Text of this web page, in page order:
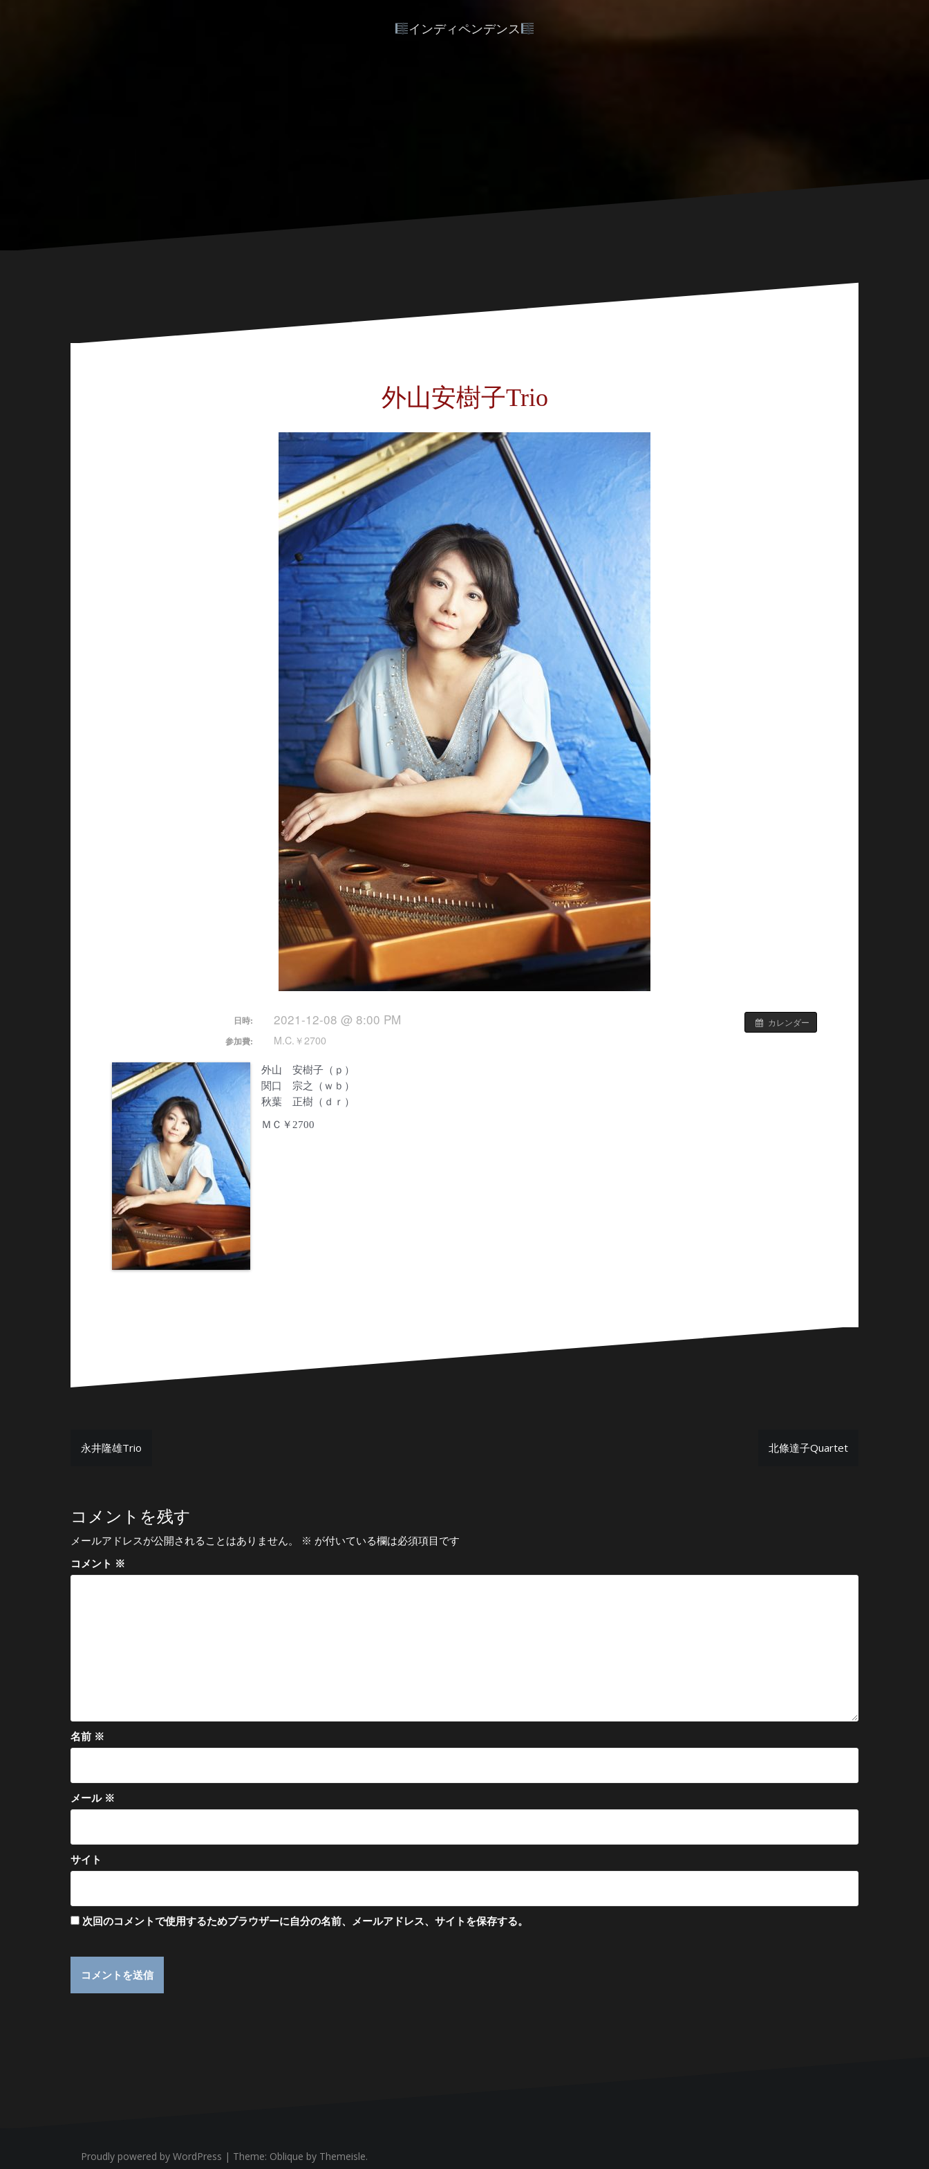
インディペンデンス
外山安樹子Trio
カレンダー
日時: 2021-12-08 @ 8:00 PM
参加費: M.C.￥2700
外山 安樹子（ｐ）
関口 宗之（ｗｂ）
秋葉 正樹（ｄｒ）
ＭＣ￥2700
投
ビ
ゲ
ー
シ
永井隆雄Trio 北條達子Quartet
コメントを残す
メールアドレスが公開されることはありません。 ※ が付いている欄は必須項目です
コメント ※
名前 ※
メール ※
サイト
次回のコメントで使用するためブラウザーに自分の名前、メールアドレス、サイトを保存する。
Proudly powered by WordPress | Theme: Oblique by Themeisle.